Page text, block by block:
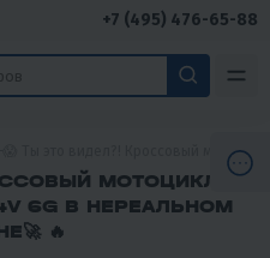
+7 (495) 476-65-88
😱 Ты это видел?! Кроссовый
МОТОЦИКЛ
4V 6G В НЕРЕАЛЬНОМ
🔥